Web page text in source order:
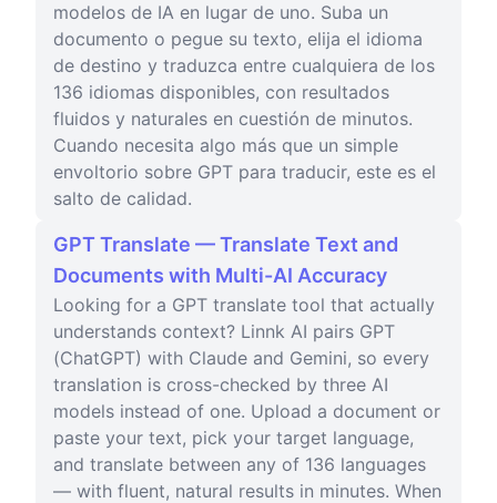
modelos de IA en lugar de uno. Suba un
documento o pegue su texto, elija el idioma
de destino y traduzca entre cualquiera de los
136 idiomas disponibles, con resultados
fluidos y naturales en cuestión de minutos.
Cuando necesita algo más que un simple
envoltorio sobre GPT para traducir, este es el
salto de calidad.
GPT Translate — Translate Text and
Documents with Multi-AI Accuracy
Looking for a GPT translate tool that actually
understands context? Linnk AI pairs GPT
(ChatGPT) with Claude and Gemini, so every
translation is cross-checked by three AI
models instead of one. Upload a document or
paste your text, pick your target language,
and translate between any of 136 languages
— with fluent, natural results in minutes. When